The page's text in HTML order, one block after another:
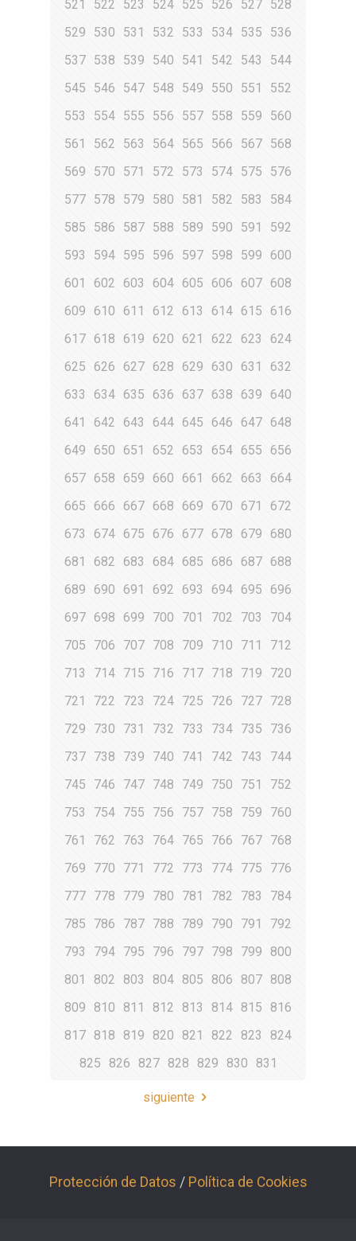
521 522 523 524 525 526 527 528
529
530 531 532 533 534 535
536
537 538 539 540 541 542 543
544
545
546 547 548 549 550 551
552
553
554 555 556 557 558 559
560
561
562 563 564 565 566 567 568
569
570 571 572 573 574 575
576
577 578 579 580 581 582 583
584
585
586 587 588 589 590 591
592
593
594 595 596 597 598 599
600
601
602 603 604 605 606 607 608
609
610 611 612 613 614 615
616
617 618 619 620 621 622 623
624
625
626 627 628 629 630 631
632
633
634 635 636 637 638 639 640
641
642 643 644 645 646 647 648
649
650 651 652 653 654 655 656
657 658 659 660 661 662 663
664
665
666 667 668 669 670 671
672
673
674 675 676 677 678 679
680
681
682 683 684 685 686 687 688
689
690 691 692 693 694 695
696
697 698 699 700 701 702 703
704
705
706 707 708 709 710 711
712
713
714 715 716 717 718 719
720
721
722 723 724 725 726 727 728
729
730 731 732 733 734 735
736
737 738 739 740 741 742 743
744
745
746 747 748 749 750 751
752
753
754 755 756 757 758 759
760
761
762 763 764 765 766 767 768
769
770 771 772 773 774 775
776
777 778 779 780 781 782 783
784
785
786 787 788 789 790 791
792
793
794 795 796 797 798 799
800
801
802 803 804 805 806 807 808
809
810 811 812 813 814 815
816
817 818 819 820 821 822 823
824
825
826 827 828 829 830 831
siguiente
Protección de Datos / Política de Cookies